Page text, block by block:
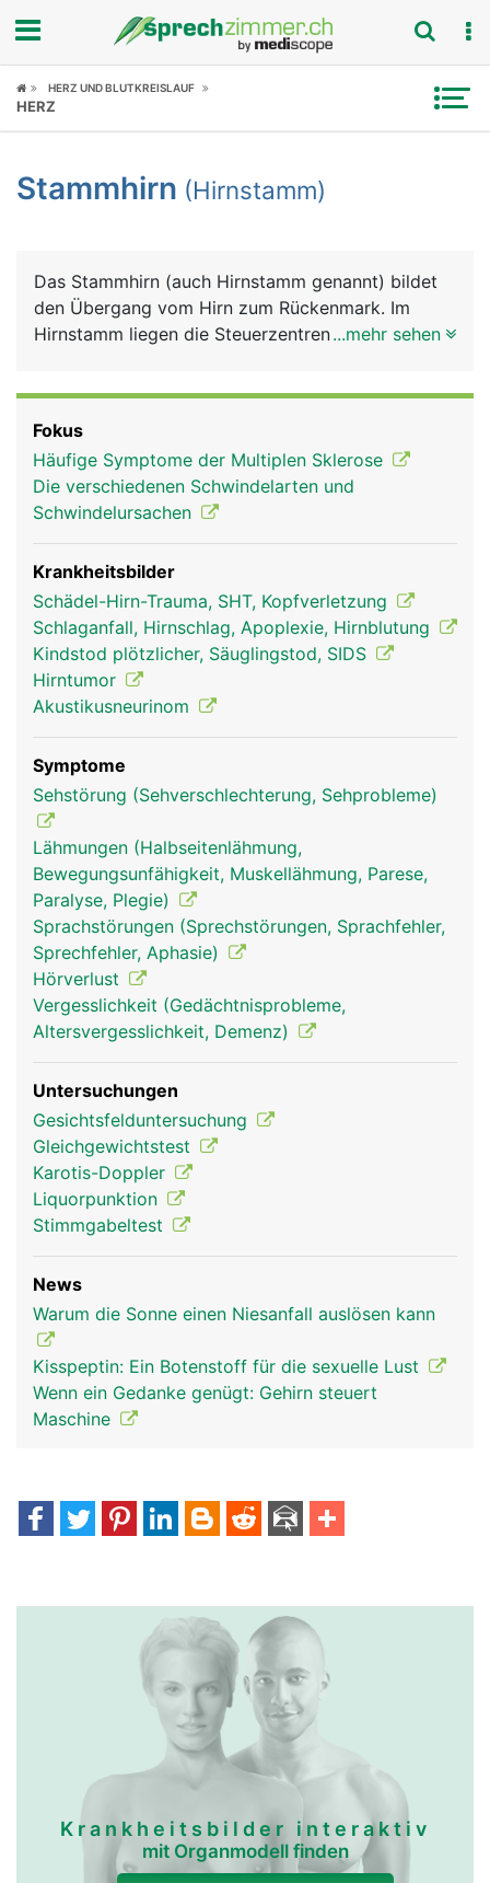
Fokus
Symptome
News
Rubriken
HERZ UND BLUTKREISLAUF
HERZ
Stammhirn (Hirnstamm)
Das Stammhirn (auch Hirnstamm genannt) bildet
den Übergang vom Hirn zum Rückenmark. Im
Hirnstamm liegen die Steuerzentren für
Husten, Niesen und Schlucken.
Stammhirn Frau Stammhirn Mann
...mehr sehen
Fokus
Häufige Symptome der Multiplen Sklerose
Die verschiedenen Schwindelarten und
Schwindelursachen
Krankheitsbilder
Schädel-Hirn-Trauma, SHT, Kopfverletzung
Schlaganfall, Hirnschlag, Apoplexie, Hirnblutung
Kindstod plötzlicher, Säuglingstod, SIDS
Hirntumor
Akustikusneurinom
Symptome
Sehstörung (Sehverschlechterung, Sehprobleme)
Lähmungen (Halbseitenlähmung,
Bewegungsunfähigkeit, Muskellähmung, Parese,
Paralyse, Plegie)
Sprachstörungen (Sprechstörungen, Sprachfehler,
Sprechfehler, Aphasie)
Hörverlust
Vergesslichkeit (Gedächtnisprobleme,
Altersvergesslichkeit, Demenz)
Untersuchungen
Gesichtsfelduntersuchung
Gleichgewichtstest
Karotis-Doppler
Liquorpunktion
Stimmgabeltest
News
Warum die Sonne einen Niesanfall auslösen kann
Kisspeptin: Ein Botenstoff für die sexuelle Lust
Wenn ein Gedanke genügt: Gehirn steuert
Maschine
Krankheitsbilder interaktiv
mit Organmodell finden